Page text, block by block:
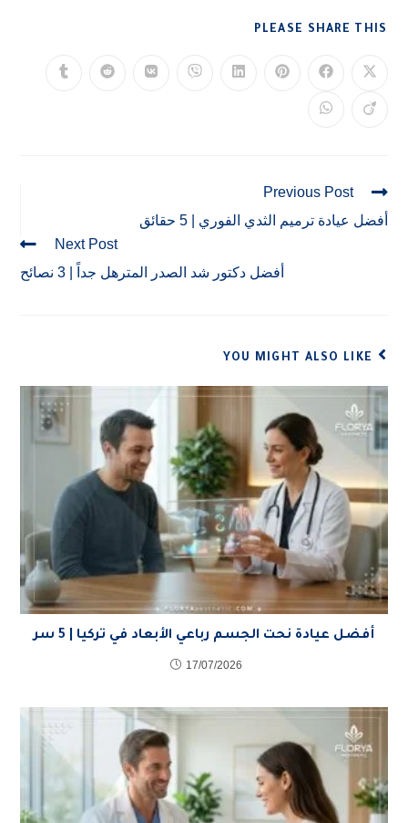
PLEASE SHARE THIS
Previous Post
أفضل عيادة ترميم الثدي الفوري | 5 حقائق
Next Post
أفضل دكتور شد الصدر المترهل جداً | 3 نصائح
YOU MIGHT ALSO LIKE
أفضل عيادة نحت الجسم رباعي الأبعاد في تركيا | 5 سر
17/07/2026